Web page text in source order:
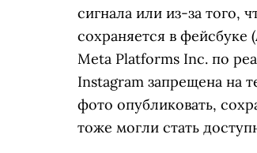
сигнала или из-за того,
сохраняется в фейсбуке
Meta Platforms Inc. по
Instagram запрещена на
фото опубликовать,
тоже могли стать